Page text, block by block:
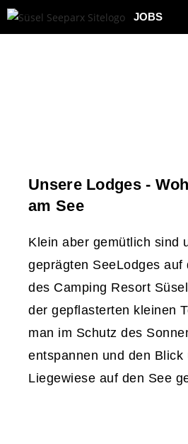
JOBS
Unsere Lodges -
am See
Klein aber gemütlich sind
geprägten SeeLodges auf
des Camping Resort
der gepflasterten kleinen
man im Schutz des
entspannen und den Blick
Liegewiese auf den See